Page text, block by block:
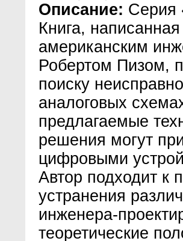
Описание: Серия
Книга, написанная
американским
Робертом Пизом,
поиску
аналоговых
предлагаемые
решения могут
цифровыми
Автор подходит к
устранения
инженера-
теоретические